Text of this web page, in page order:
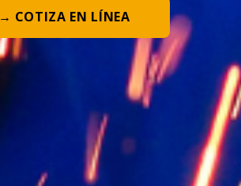
→ COTIZA EN LÍNEA